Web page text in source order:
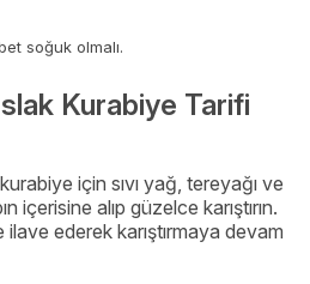
soğuk olmalı.
Kurabiye Tarifi
için sıvı yağ, tereyağı ve
içerisine alıp güzelce karıştırın.
ederek karıştırmaya devam